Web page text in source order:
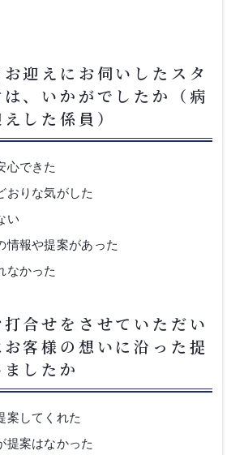
迎えにお伺いしたスタ
は、いかがでしたか（病
した係員）
心できた
おりな気がした
い
情報や提案があった
なかった
合せをさせていただい
客様の想いに沿った提
したか
案してくれた
提案はなかった